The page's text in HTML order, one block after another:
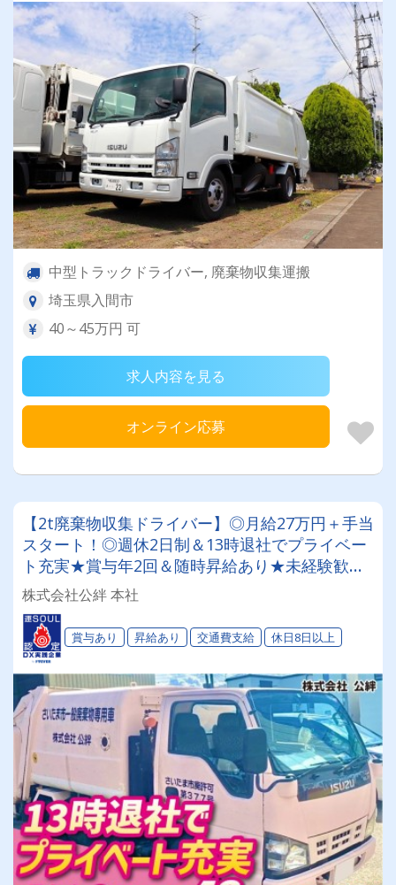
中型トラックドライバー, 廃棄物収集運搬
埼玉県入間市
40～45万円 可
求人内容を見る
オンライン応募
【2t廃棄物収集ドライバー】◎月給27万円＋手当
スタート！◎週休2日制＆13時退社でプライベー
ト充実★賞与年2回＆随時昇給あり★未経験歓
迎！★地域密着の安定企業
株式会社公絆 本社
賞与あり 昇給あり 交通費支給 休日8日以上